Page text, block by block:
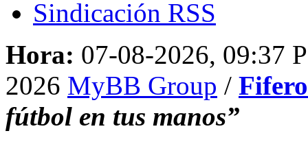
Sindicación RSS
Hora: 07-08-2026, 09:37
2026 MyBB Group /
fútbol en tus manos”